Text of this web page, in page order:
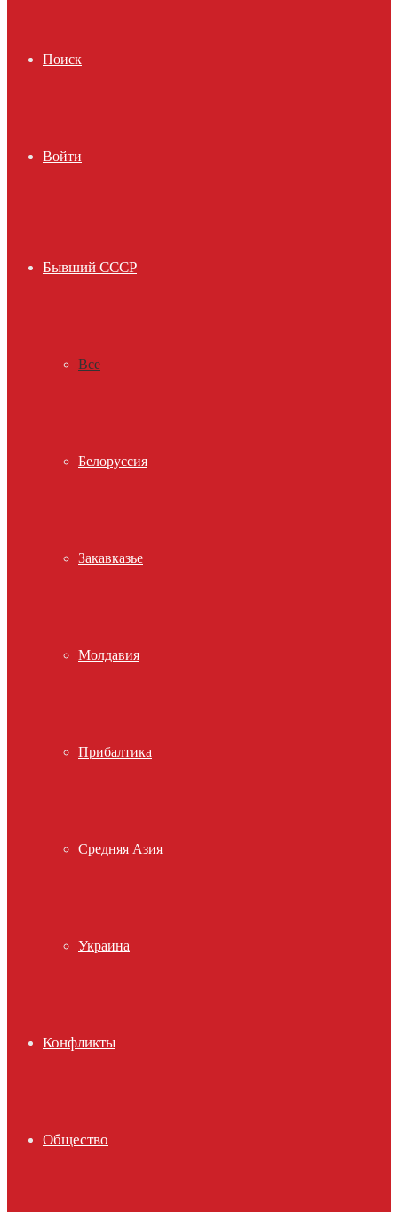
Поиск
Войти
Бывший СССР
Все
Белоруссия
Закавказье
Молдавия
Прибалтика
Средняя Азия
Украина
Конфликты
Общество